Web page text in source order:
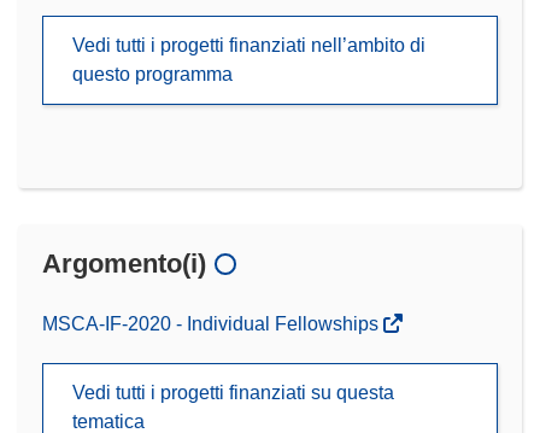
Vedi tutti i progetti finanziati nell’ambito di
questo programma
Argomento(i)
MSCA-IF-2020 - Individual Fellowships
Vedi tutti i progetti finanziati su questa
tematica